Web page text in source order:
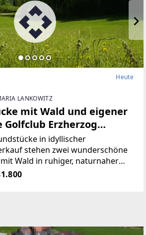
Heute
LANKOWITZ
mit Wald und eigener
Golfclub Erzherzog
in idyllischer
stehen zwei wunderschöne
Wald in ruhiger, naturnaher
überzeugen durch
die Privatsphäre und Erholung